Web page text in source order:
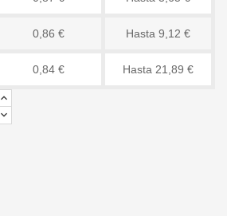
0,86 € Hasta 9,12 €
0,84 € Hasta 21,89 €